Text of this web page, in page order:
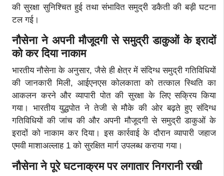
की सुरक्षा सुनिश्चित हुई तथा संभावित समुद्री डकैती की बड़ी घटना
टल गई।
नौसेना ने अपनी मौजूदगी से समुद्री डाकुओं के इरादों
को कर दिया नाकाम
भारतीय नौसेना के अनुसार, जैसे ही क्षेत्र में संदिग्ध समुद्री गतिविधियों
की जानकारी मिली, आईएनएस कोलकाता को तत्काल स्थिति का
आकलन करने और व्यापारी पोत की सुरक्षा के लिए सक्रिय किया
गया। भारतीय युद्धपोत ने तेजी से मौके की ओर बढ़ते हुए संदिग्ध
गतिविधियों की जांच की और अपनी मौजूदगी से समुद्री डाकुओं के
इरादों को नाकाम कर दिया। इस कार्रवाई के दौरान व्यापारी जहाज
एमवी माशाअल्लाह 1 को सुरक्षित मार्ग उपलब्ध कराया गया।
नौसेना ने पूरे घटनाक्रम पर लगातार निगरानी रखी